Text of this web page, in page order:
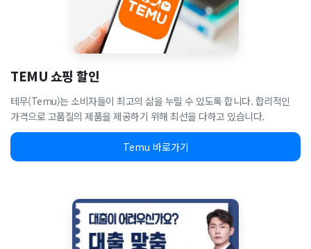
TEMU 쇼핑 할인
테무(Temu)는 소비자들이 최고의 삶을 누릴 수 있도록 합니다. 합리적인
가격으로 고품질의 제품을 제공하기 위해 최선을 다하고 있습니다.
Temu 바로가기